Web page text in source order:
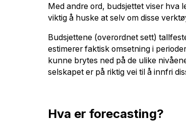
Med andre ord, budsjettet viser hva
viktig å huske at selv om disse
Budsjettene (overordnet sett)
estimerer faktisk omsetning i
kunne brytes ned på de ulike
selskapet er på riktig vei til å innfri
Hva er forecasting?